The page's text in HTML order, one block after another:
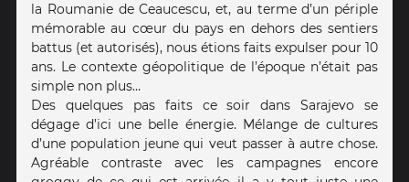
la Roumanie de Ceaucescu, et, au terme d’un périple
mémorable au cœur du pays en dehors des sentiers
battus (et autorisés), nous étions faits expulser pour 10
ans. Le contexte géopolitique de l’époque n’était pas
simple non plus…
Des quelques pas faits ce soir dans Sarajevo se
dégage d’ici une belle énergie. Mélange de cultures
d’une population jeune qui veut passer à autre chose.
Agréable contraste avec les campagnes encore